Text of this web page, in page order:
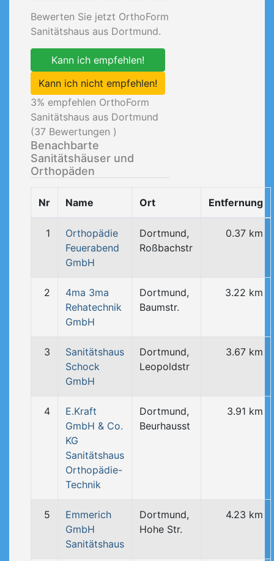
Bewerten Sie jetzt OrthoForm
Sanitätshaus aus Dortmund.
Kann ich empfehlen!
Kann ich nicht empfehlen!
3% empfehlen OrthoForm
Sanitätshaus aus Dortmund
(37 Bewertungen )
Benachbarte
Sanitätshäuser und
Orthopäden
Nr Name Ort Entfernung
1
Orthopädie
Feuerabend
GmbH
Dortmund,
Roßbachstr
0.37 km
2
4ma 3ma
Rehatechnik
GmbH
Dortmund,
Baumstr.
3.22 km
3
Sanitätshaus
Schock
GmbH
Dortmund,
Leopoldstr
3.67 km
4
E.Kraft
GmbH & Co.
KG
Sanitätshaus
Orthopädie-
Technik
Dortmund,
Beurhausst
3.91 km
5
Emmerich
GmbH
Sanitätshaus
Dortmund,
Hohe Str.
4.23 km